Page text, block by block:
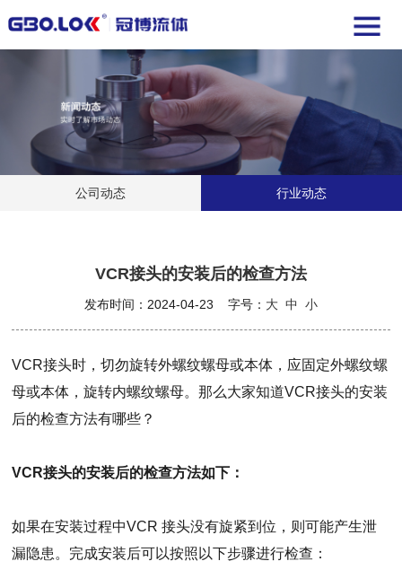
公司动态 行业动态
VCR接头的安装后的检查方法
发布时间：2024-04-23 字号： 大 中 小
VCR接头时，切勿旋转外螺纹螺母或本体，应固定外螺纹螺
母或本体，旋转内螺纹螺母。那么大家知道VCR接头的安装
后的检查方法有哪些？
VCR接头的安装后的检查方法如下：
如果在安装过程中VCR 接头没有旋紧到位，则可能产生泄
漏隐患。完成安装后可以按照以下步骤进行检查：